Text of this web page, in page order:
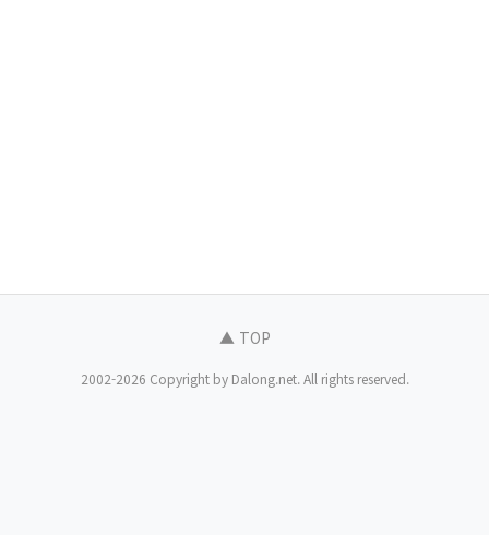
▲ TOP
2002-2026 Copyright by Dalong.net. All rights reserved.